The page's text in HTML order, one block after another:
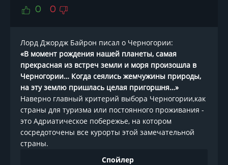
0 0
Лорд Джордж Байрон писал о Черногории:
«В момент рождения нашей планеты, самая
прекрасная из встреч земли и моря произошла в
Черногории… Когда сеялись жемчужины природы,
на эту землю пришлась целая пригоршня…»
Наверно главный критерий выбора Черногории,как
страны для туризма или постоянного проживания -
это Адриатическое побережье, на котором
сосредоточены все курорты этой замечательной
страны.
Спойлер